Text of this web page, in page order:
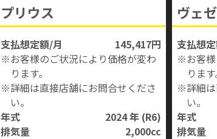
プリウス
支払想定額/月
145,417円
※お客様のご状況により価格が変わ
ります。
※詳細は直接店舗にお問合せくださ
い。
年式
2024 年 (R6)
排気量
2,000cc
ヴェ
支払想
※お客様
ります
※詳細は
い。
年式
排気量